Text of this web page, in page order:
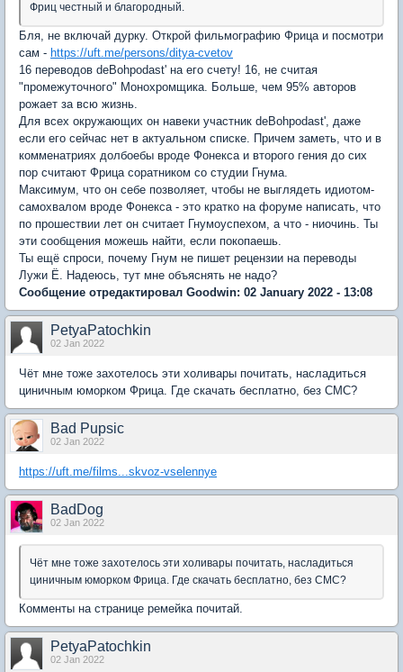
Фриц честный и благородный.
Бля, не включай дурку. Открой фильмографию Фрица и посмотри
сам - https://uft.me/persons/ditya-cvetov
16 переводов deBohpodast' на его счету! 16, не считая
"промежуточного" Монохромщика. Больше, чем 95% авторов
рожает за всю жизнь.
Для всех окружающих он навеки участник deBohpodast', даже
если его сейчас нет в актуальном списке. Причем заметь, что и в
комменатриях долбоебы вроде Фонекса и второго гения до сих
пор считают Фрица соратником со студии Гнума.
Максимум, что он себе позволяет, чтобы не выглядеть идиотом-
самохвалом вроде Фонекса - это кратко на форуме написать, что
по прошествии лет он считает Гнумоуспехом, а что - ниочинь. Ты
эти сообщения можешь найти, если покопаешь.
Ты ещё спроси, почему Гнум не пишет рецензии на переводы
Лужи Ё. Надеюсь, тут мне объяснять не надо?
Сообщение отредактировал Goodwin: 02 January 2022 - 13:08
PetyaPatochkin
02 Jan 2022
Чёт мне тоже захотелось эти холивары почитать, насладиться
циничным юморком Фрица. Где скачать бесплатно, без СМС?
Bad Pupsic
02 Jan 2022
https://uft.me/films...skvoz-vselennye
BadDog
02 Jan 2022
Чёт мне тоже захотелось эти холивары почитать, насладиться
циничным юморком Фрица. Где скачать бесплатно, без СМС?
Комменты на странице ремейка почитай.
PetyaPatochkin
02 Jan 2022